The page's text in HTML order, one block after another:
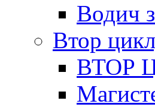
Водич
Втор
ВТОР